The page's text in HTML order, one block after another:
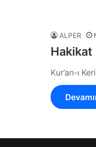
ALPER
Hakikat